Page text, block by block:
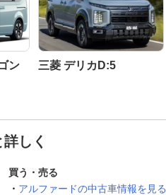
ン 三菱 デリカD:5
しく
買う・売る
アルファードの中古車情報を見る